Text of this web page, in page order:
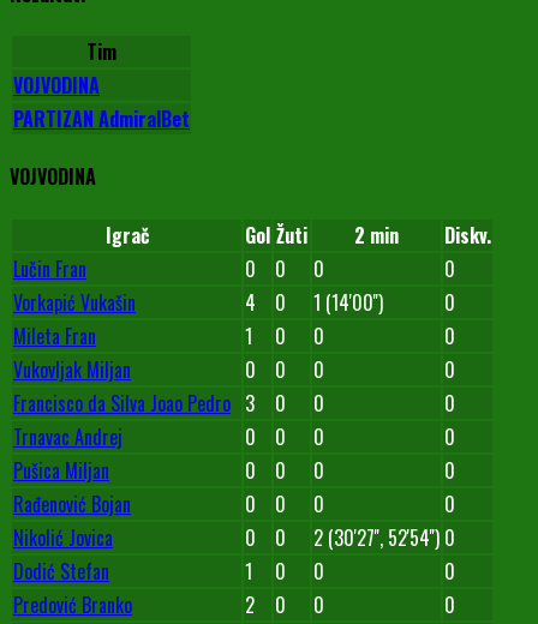
Tim
VOJVODINA
PARTIZAN AdmiralBet
VOJVODINA
Igrač Gol Žuti 2 min
Diskv.
Lučin Fran
0 0 0
0
Vorkapić Vukašin
4 0 1 (14'00'')
0
Mileta Fran
1 0 0
0
Vukovljak Miljan
0 0 0
0
Francisco da Silva Joao Pedro 3 0 0
0
Trnavac Andrej
0 0 0
0
Pušica Miljan
0 0 0
0
Rađenović Bojan
0 0 0
0
Nikolić Jovica
0 0 2 (30'27'', 52'54'') 0
Dodić Stefan
1 0 0
0
Predović Branko
2 0 0
0